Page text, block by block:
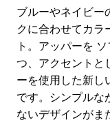
ブルーやネイビー
クに合わせてカラ
ト。アッパーを
つ、アクセントと
ーを使用した新し
です。シンプルな
ないデザインがま